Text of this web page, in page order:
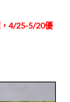
4/25-5/20優